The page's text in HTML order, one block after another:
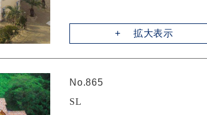
拡大表示
No.865
SL